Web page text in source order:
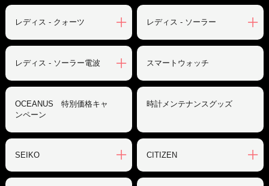
レディス - クォーツ レディス - ソーラー
レディス - ソーラー電波 スマートウォッチ
OCEANUS 特別価格キャ
ンペーン
時計メンテナンスグッズ
SEIKO CITIZEN